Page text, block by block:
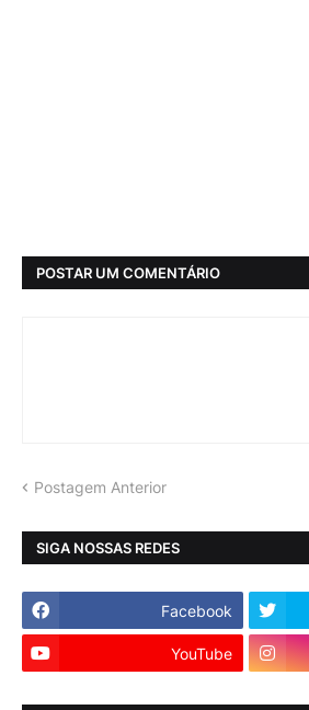
POSTAR UM COMENTÁRIO
Postagem Anterior
SIGA NOSSAS REDES
Facebook
YouTube